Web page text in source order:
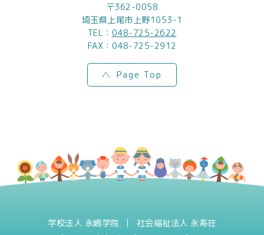
〒362-0058
埼玉県上尾市上野1053-1
TEL： 048-725-2622
FAX：048-725-2912
Page Top
学校法人 永嶋学院
社会福祉法人 永寿荘